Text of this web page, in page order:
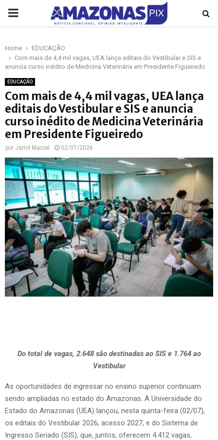
PRIMARY
Home
EDUCAÇÃO
Com mais de 4,4 mil vagas, UEA lança editais do Vestibular e SIS e
anuncia curso inédito de Medicina Veterinária em Presidente Figueiredo
EDUCAÇÃO
Com mais de 4,4 mil vagas, UEA lança
editais do Vestibular e SIS e anuncia
curso inédito de Medicina Veterinária
em Presidente Figueiredo
por Jamil Maciel 02/07/2026
Do total de vagas, 2.648 são destinadas ao SIS e 1.764 ao
Vestibular
As oportunidades de ingressar no ensino superior continuam
sendo ampliadas no estado do Amazonas. A Universidade do
Estado do Amazonas (UEA) lançou, nesta quinta-feira (02/07),
os editais do Vestibular 2026, acesso 2027, e do Sistema de
Ingresso Seriado (SIS), que, juntos, oferecem 4.412 vagas,